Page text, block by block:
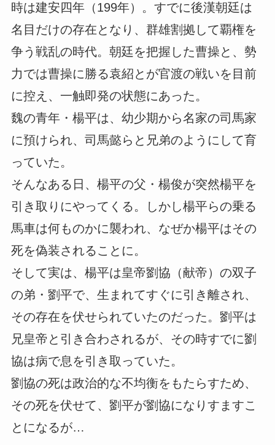
時は建安四年（199年）。すでに後漢朝廷は
名目だけの存在となり、群雄割拠して覇権を
争う戦乱の時代。朝廷を把握した曹操と、勢
力では曹操に勝る袁紹とが官渡の戦いを目前
に控え、一触即発の状態にあった。
魏の青年・楊平は、幼少期から名家の司馬家
に預けられ、司馬懿らと兄弟のようにして育
っていた。
そんなある日、楊平の父・楊俊が突然楊平を
引き取りにやってくる。しかし楊平らの乗る
馬車は何ものかに襲われ、なぜか楊平はその
死を偽装されることに。
そして実は、楊平は皇帝劉協（献帝）の双子
の弟・劉平で、生まれてすぐに引き離され、
その存在を伏せられていたのだった。劉平は
兄皇帝と引き合わされるが、その時すでに劉
協は病で息を引き取っていた。
劉協の死は政治的な不均衡をもたらすため、
その死を伏せて、劉平が劉協になりすますこ
とになるが…